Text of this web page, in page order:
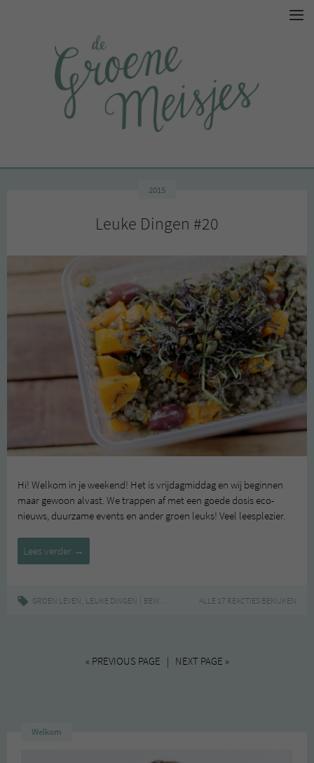
2015
Leuke Dingen #20
Hi! Welkom in je weekend! Het is vrijdagmiddag en wij beginnen
maar gewoon alvast. We trappen af met een goede dosis eco-
nieuws, duurzame events en ander groen leuks! Veel leesplezier.
Lees verder Leuke
Dingen
→
GROEN LEVEN, LEUKE DINGEN BEWUST CHOCOA,DABBAWALLA,DE GROENE
ALLE 17 REACTIES BEKIJKEN
« PREVIOUS PAGE | NEXT PAGE »
Welkom